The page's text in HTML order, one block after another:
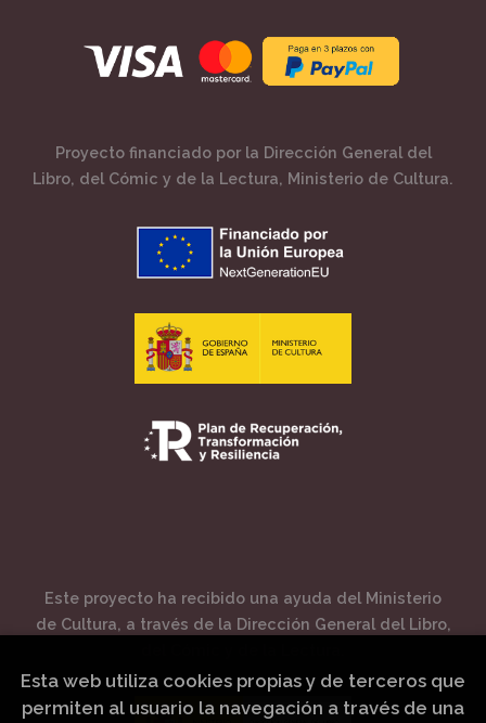
Proyecto financiado por la Dirección General del
Libro, del Cómic y de la Lectura, Ministerio de Cultura.
Este proyecto ha recibido una ayuda del Ministerio
de Cultura, a través de la Dirección General del Libro,
Esta web utiliza cookies propias y de terceros que
permiten al usuario la navegación a través de una